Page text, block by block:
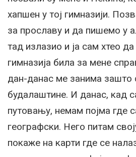
хапшен у тој гимназији.
за прославу и да пишемо у
тад излазио и ја сам хтео
гимназија била за мене
дан-данас ме занима зашто
будалаштине. И данас, кад
путовању, немам појма где
географски. Него питам
покаже на карти где се